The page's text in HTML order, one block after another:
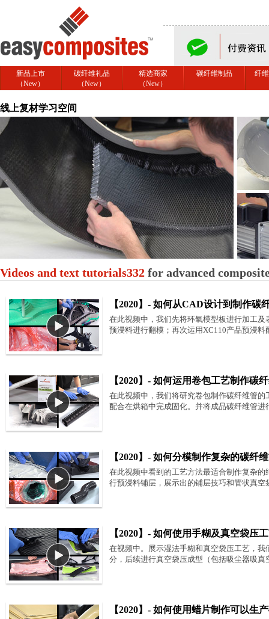
新品上市
（New）
碳纤维礼品
（New）
精选商家
（New）
碳纤维制品 纤
线上复材学习空间
Videos and text tutorials332 for advanced
【2020】- 如何从CAD设计到制作碳
在此视频中，我们先将环氧模型板进行加工
预浸料进行翻模；再次运用XC110产品预浸
【2020】- 如何运用卷包工艺制作碳
在此视频中，我们将研究卷包制作碳纤维管
配合在烘箱中完成固化。并将成品碳纤维管进
【2020】- 如何分模制作复杂的碳纤
在此视频中看到的工艺方法最适合制作复杂
行预浸料铺层，展示出的铺层技巧和管状真空
【2020】- 如何使用手糊及真空袋压
在视频中。展示湿法手糊和真空袋压工艺，
分，后续进行真空袋压成型（包括吸尘器吸真
【2020】- 如何使用蜡片制作可以生